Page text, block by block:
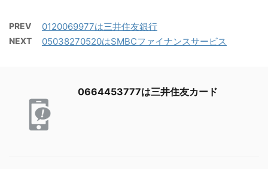
PREV 0120069977は三井住友銀行
NEXT 05038270520はSMBCファイナンスサービス
0664453777は三井住友カード